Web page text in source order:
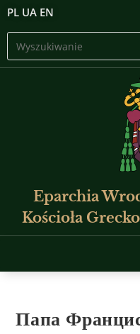
PL UA EN
Eparchia
Kościoła
Папа